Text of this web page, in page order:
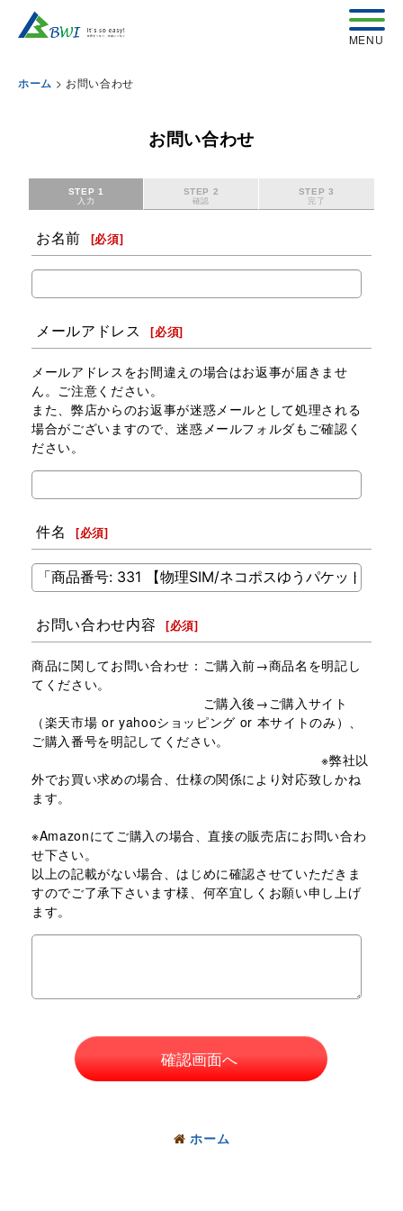
ホーム > お問い合わせ
お問い合わせ
STEP 1
入力
STEP 2
確認
STEP 3
完了
お名前 [必須]
メールアドレス [必須]
メールアドレスをお間違えの場合はお返事が届きませ
ん。ご注意ください。
また、弊店からのお返事が迷惑メールとして処理される
場合がございますので、迷惑メールフォルダもご確認く
ださい。
件名 [必須]
お問い合わせ内容 [必須]
商品に関してお問い合わせ：ご購入前→商品名を明記し
てください。
ご購入後→ご購入サイト
（楽天市場 or yahooショッピング or 本サイトのみ）、
ご購入番号を明記してください。
※弊社以
外でお買い求めの場合、仕様の関係により対応致しかね
ます。
※Amazonにてご購入の場合、直接の販売店にお問い合わ
せ下さい。
以上の記載がない場合、はじめに確認させていただきま
すのでご了承下さいます様、何卒宜しくお願い申し上げ
ます。
確認画面へ
ホーム